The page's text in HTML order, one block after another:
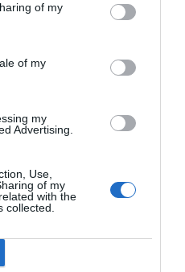
of my
of my
my
Advertising.
Use,
of my
with the
collected.
do público, quer por
bons resultados de
agregador Rotten
uma aprovação de
e de 79% por parte do